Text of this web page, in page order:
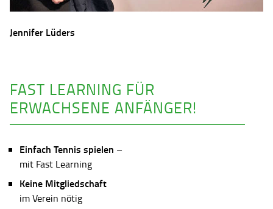
Jennifer Lüders
FAST LEARNING FÜR
ERWACHSENE ANFÄNGER!
Einfach Tennis spielen –
mit Fast Learning
Keine Mitgliedschaft
im Verein nötig